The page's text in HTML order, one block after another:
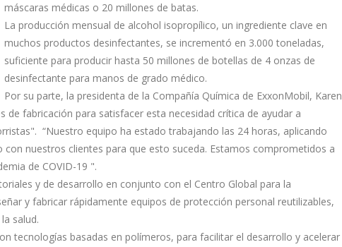
máscaras médicas o 20 millones de batas.
La producción mensual de alcohol isopropílico, un ingrediente clave en
muchos productos desinfectantes, se incrementó en 3.000 toneladas,
suficiente para producir hasta 50 millones de botellas de 4 onzas de
desinfectante para manos de grado médico.
Por su parte, la presidenta de la Compañía Química de ExxonMobil, Karen
fabricación para satisfacer esta necesidad crítica de ayudar a
“Nuestro equipo ha estado trabajando las 24 horas, aplicando
nuestros clientes para que esto suceda. Estamos comprometidos a
de COVID-19 ".
y de desarrollo en conjunto con el Centro Global para la
y fabricar rápidamente equipos de protección personal reutilizables,
salud.
tecnologías basadas en polímeros, para facilitar el desarrollo y acelerar